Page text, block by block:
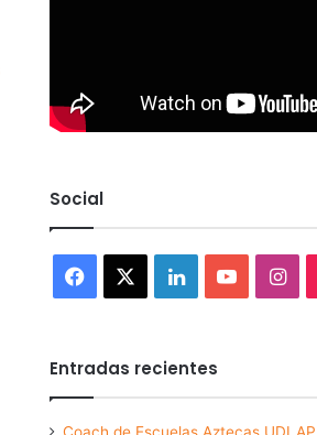
Social
Facebook LinkedInYouTube
Entradas recientes